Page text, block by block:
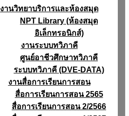
งานวิทยาบริการเเละห้องสมุด
NPT Library (ห้องสมุด
อิเล็กทรอนิกส์)
งานระบบทวิภาคี
ศูนย์อาชีวศึกษาทวิภาคี
ระบบทวิภาคี (DVE-DATA)
งานสื่อการเรียนการสอน
สื่อการเรียนการสอน 2565
สื่อการเรียนการสอน 2/2566